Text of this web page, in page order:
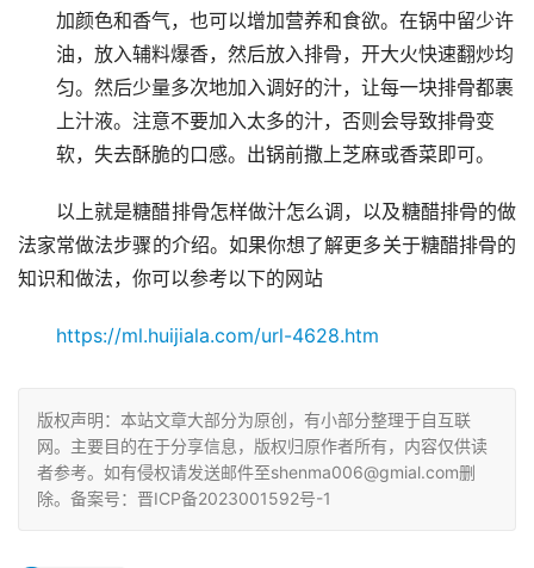
加颜色和香气，也可以增加营养和食欲。在锅中留少许
油，放入辅料爆香，然后放入排骨，开大火快速翻炒均
匀。然后少量多次地加入调好的汁，让每一块排骨都裹
上汁液。注意不要加入太多的汁，否则会导致排骨变
软，失去酥脆的口感。出锅前撒上芝麻或香菜即可。
以上就是糖醋排骨怎样做汁怎么调，以及糖醋排骨的做
法家常做法步骤的介绍。如果你想了解更多关于糖醋排骨的
知识和做法，你可以参考以下的网站
https://ml.huijiala.com/url-4628.htm
版权声明：本站文章大部分为原创，有小部分整理于自互联
网。主要目的在于分享信息，版权归原作者所有，内容仅供读
者参考。如有侵权请发送邮件至shenma006@gmial.com删
除。备案号：晋ICP备2023001592号-1